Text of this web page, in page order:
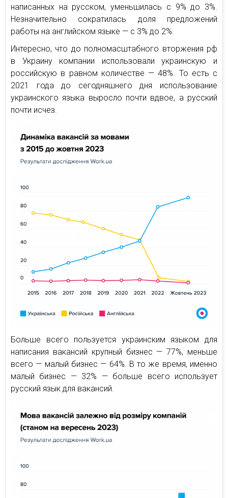
написанных на русском, уменьшилась с 9% до 3%.
Незначительно сократилась доля предложений
работы на английском языке — с 3% до 2%.
Интересно, что до полномасштабного вторжения рф
в Украину компании использовали украинскую и
российскую в равном количестве — 48%. То есть с
2021 года до сегодняшнего дня использование
украинского языка выросло почти вдвое, а русский
почти исчез.
Больше всего пользуется украинским языком для
написания вакансий крупный бизнес — 77%, меньше
всего — малый бизнес — 64%. В то же время, именно
малый бизнес — 32% — больше всего использует
русский язык для вакансий.